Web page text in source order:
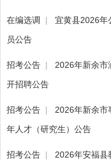
在编选调 |
宜黄县2026年
员公告
招考公告 |
2026年新余市
开招聘公告
招考公告 |
2026年新余市
年人才（研究生）公告
招考公告 |
2026年安福县